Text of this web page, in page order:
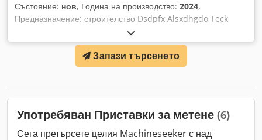
Състояние: нов, Година на производство: 2024,
Предназначение: строителство Dsdpfx Alsxdhgdo Teck
Свържете се с Кристоф Ван Хавере за повече
информация.
Запази търсенето
Употребяван Приставки за метене (6)
Сега претърсете целия Machineseeker с над